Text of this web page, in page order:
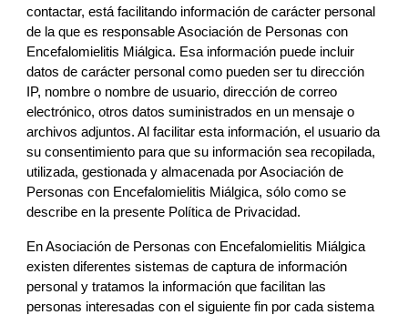
contactar, está facilitando información de carácter personal
de la que es responsable Asociación de Personas con
Encefalomielitis Miálgica. Esa información puede incluir
datos de carácter personal como pueden ser tu dirección
IP, nombre o nombre de usuario, dirección de correo
electrónico, otros datos suministrados en un mensaje o
archivos adjuntos. Al facilitar esta información, el usuario da
su consentimiento para que su información sea recopilada,
utilizada, gestionada y almacenada por Asociación de
Personas con Encefalomielitis Miálgica, sólo como se
describe en la presente Política de Privacidad.
En Asociación de Personas con Encefalomielitis Miálgica
existen diferentes sistemas de captura de información
personal y tratamos la información que facilitan las
personas interesadas con el siguiente fin por cada sistema